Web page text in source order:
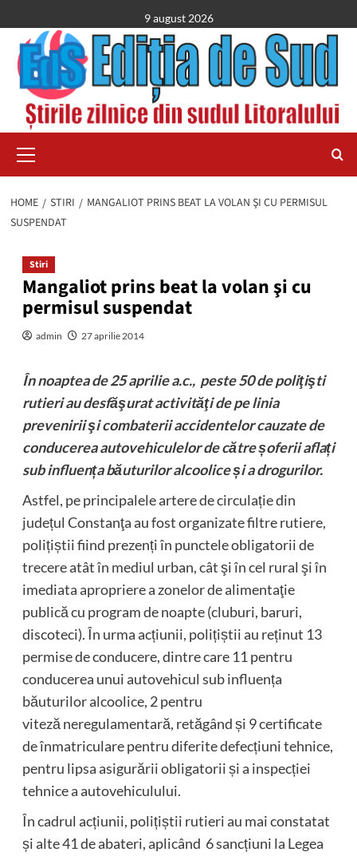
to
content
9 august 2026
Menu
HOME STIRI
MANGALIOT PRINS BEAT LA VOLAN ŞI CU PERMISUL
SUSPENDAT
Stiri
Mangaliot prins beat la volan şi cu
permisul suspendat
admin 27 aprilie 2014
În noaptea de 25 aprilie a.c., peste 50 de poliţişti
rutieri au desfăşurat activităţi de pe linia
prevenirii şi combaterii accidentelor cauzate de
conducerea autovehiculelor de către șoferii aflați
sub influența băuturilor alcoolice și a drogurilor.
Astfel, pe principalele artere de circulație din
județul Constanţa au fost organizate filtre rutiere,
polițiștii fiind prezenți în punctele obligatorii de
trecere atât în mediul urban, cât şi în cel rural şi în
imediata apropriere a zonelor de alimentaţie
publică cu program de noapte (cluburi, baruri,
discoteci). În urma acțiunii, polițiștii au reținut 13
permise de conducere, dintre care 11 pentru
conducerea unui autovehicul sub influența
băuturilor alcoolice, 2 pentru
viteză neregulamentară, retăgând și 9 certificate
de înmatriculare pentru diferite defecțiuni tehnice,
pentru lipsa asigurării obligatorii și a inspecției
tehnice a autovehiculului.
În cadrul acțiunii, polițiștii rutieri au mai constatat
și alte 41 de abateri, aplicând 6 sancțiuni la Legea